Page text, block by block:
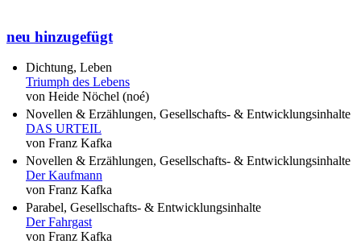
neu hinzugefügt
Dichtung, Leben
Triumph des Lebens
von Heide Nöchel (noé)
Novellen & Erzählungen, Gesellschafts- & Entwicklungsinhalte
DAS URTEIL
von Franz Kafka
Novellen & Erzählungen, Gesellschafts- & Entwicklungsinhalte
Der Kaufmann
von Franz Kafka
Parabel, Gesellschafts- & Entwicklungsinhalte
Der Fahrgast
von Franz Kafka